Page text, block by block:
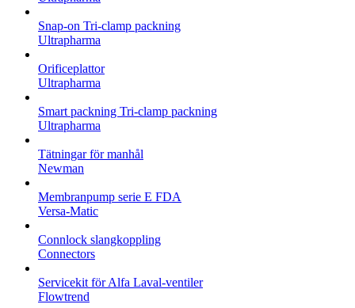
Snap-on Tri-clamp packning
Ultrapharma
Orificeplattor
Ultrapharma
Smart packning Tri-clamp packning
Ultrapharma
Tätningar för manhål
Newman
Membranpump serie E FDA
Versa-Matic
Connlock slangkoppling
Connectors
Servicekit för Alfa Laval-ventiler
Flowtrend